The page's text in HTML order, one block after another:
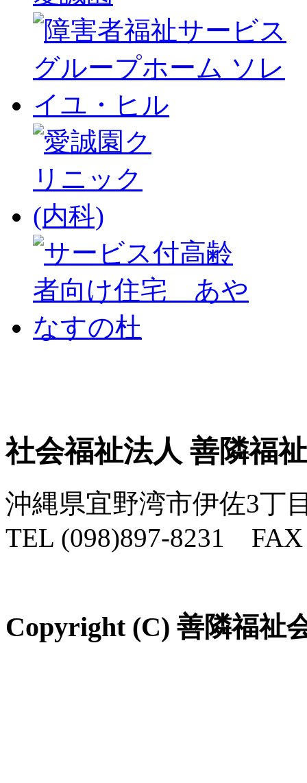
社会福祉法人 善隣福
沖縄県宜野湾市伊佐3丁
TEL (098)897-8231 FAX
Copyright (C) 善隣福祉